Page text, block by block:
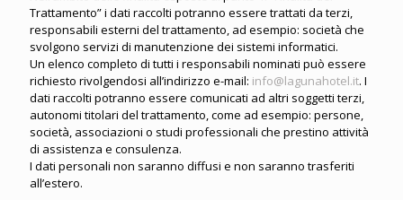
Trattamento” i dati raccolti potranno essere trattati da terzi,
responsabili esterni del trattamento, ad esempio: società che
svolgono servizi di manutenzione dei sistemi informatici.
Un elenco completo di tutti i responsabili nominati può essere
richiesto rivolgendosi all’indirizzo e-mail: info@lagunahotel.it. I
dati raccolti potranno essere comunicati ad altri soggetti terzi,
autonomi titolari del trattamento, come ad esempio: persone,
società, associazioni o studi professionali che prestino attività
di assistenza e consulenza.
I dati personali non saranno diffusi e non saranno trasferiti
all’estero.